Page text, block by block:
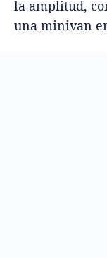
la amplitud,
una minivan